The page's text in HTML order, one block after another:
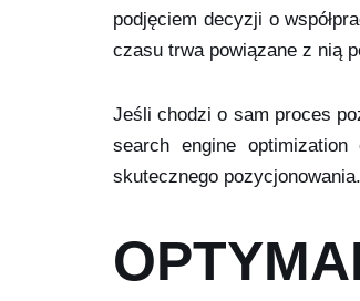
podjęciem decyzji o
czasu trwa powiązane z nią
Jeśli chodzi o sam proces
search engine
skutecznego pozycjonowania.